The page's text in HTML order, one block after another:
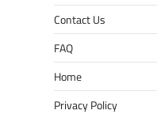
Contact Us
FAQ
Home
Privacy Policy